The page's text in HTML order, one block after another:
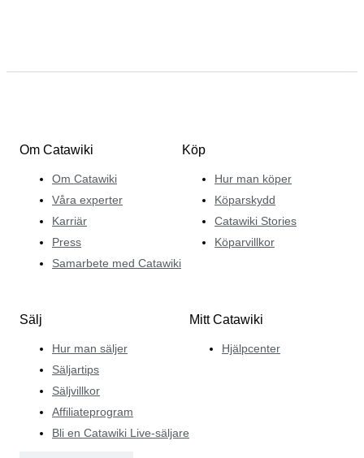
Om Catawiki
Om Catawiki
Våra experter
Karriär
Press
Samarbete med Catawiki
Köp
Hur man köper
Köparskydd
Catawiki Stories
Köparvillkor
Sälj
Hur man säljer
Säljartips
Säljvillkor
Affiliateprogram
Bli en Catawiki Live-säljare
Mitt Catawiki
Hjälpcenter